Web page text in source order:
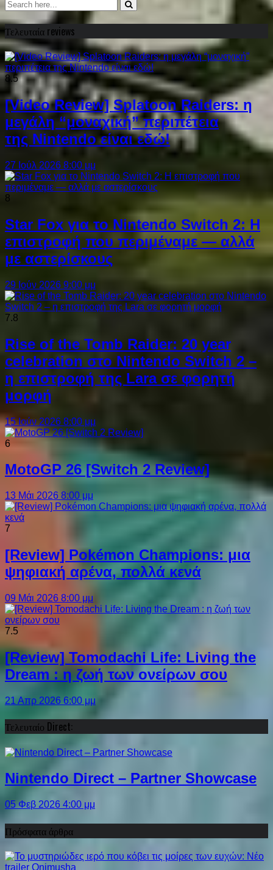
Τελευταία reviews
8.5
[Video Review] Splatoon Raiders: η
μεγάλη “μοναχική” περιπέτεια
της Nintendo είναι εδώ!
27 Ιούλ 2026 8:00 μμ
8
Star Fox για το Nintendo Switch 2: Η
επιστροφή που περιμέναμε — αλλά
με αστερίσκους
29 Ιούν 2026 9:00 μμ
7.8
Rise of the Tomb Raider: 20 year
celebration στο Nintendo Switch 2 –
η επιστροφή της Lara σε φορητή
μορφή
15 Ιούν 2026 8:00 μμ
6
MotoGP 26 [Switch 2 Review]
13 Μάι 2026 8:00 μμ
7
[Review] Pokémon Champions: μια
ψηφιακή αρένα, πολλά κενά
09 Μάι 2026 8:00 μμ
7.5
[Review] Tomodachi Life: Living the
Dream : η ζωή των ονείρων σου
21 Απρ 2026 6:00 μμ
Τελευταίο Direct:
Nintendo Direct – Partner Showcase
05 Φεβ 2026 4:00 μμ
Πρόσφατα άρθρα